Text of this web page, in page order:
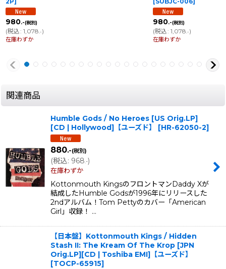
980.-(税別)
(税込: 1,078 .-)
在庫わずか
980.-(税別)
(税込: 1,078 .-)
在庫わずか
関連商品
Humble Gods / No Heroes [US Orig.LP]
[CD | Hollywood]【ユーズド】
[HR-62050-2]
880.-(税別)
(税込: 968.-)
在庫わずか
Kottonmouth KingsのフロントマンDaddy Xが
結成したHumble Godsが1996年にリリースした
2ndアルバム！Tom Pettyのカバー「American
Girl」収録！ …
【日本盤】Kottonmouth Kings / Hidden
Stash II: The Kream Of The Krop [JPN
Orig.LP][CD | Toshiba EMI]【ユーズド】
[TOCP-65915]